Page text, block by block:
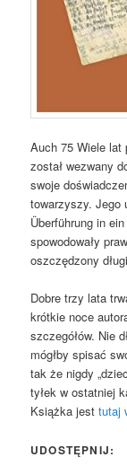
Auch 75 Wiele lat
został wezwany
swoje
towarzyszy. Jego
Überführung in
spowodowały
oszczędzony
Dobre trzy lata
krótkie noce
szczegółów. Nie
mógłby spisać
tak że nigdy
tyłek w ostatniej
Książka jesttutaj
UDOSTĘPNIJ: